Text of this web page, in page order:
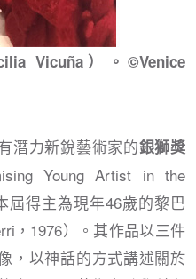
Vicuña）。©Venice
潛力新銳藝術家的銀獅獎
Young Artist in the
屆得主為現年46歲的黎巴
，1976）。其作品以三件
，以神話的方式講述關於